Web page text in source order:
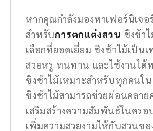
หากคุณกำลังมองหาเฟอร์นิเจอ
สำหรับการตกแต่งสวน ชิงช้า
เลือกที่ยอดเยี่ยม ชิงช้าไม้เป็น
สวยหรู ทนทาน และใช้งานได้
ชิงช้าไม้เหมาะสำหรับทุกคนใ
ชิงช้าไม้สามารถช่วยผ่อนคลาย
เสริมสร้างความสัมพันธ์ในครอ
เพิ่มความสวยงามให้กับสวนข